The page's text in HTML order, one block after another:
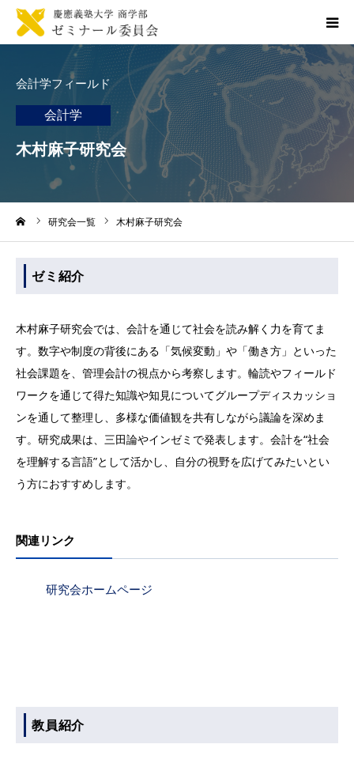
会計学フィールド
会計学
木村麻子研究会
研究会一覧 木村麻子研究会
ゼミ紹介
木村麻子研究会では、会計を通じて社会を読み解く力を育てま
す。数字や制度の背後にある「気候変動」や「働き方」といった
社会課題を、管理会計の視点から考察します。輪読やフィールド
ワークを通じて得た知識や知見についてグループディスカッショ
ンを通して整理し、多様な価値観を共有しながら議論を深めま
す。研究成果は、三田論やインゼミで発表します。会計を“社会
を理解する言語”として活かし、自分の視野を広げてみたいとい
う方におすすめします。
関連リンク
研究会ホームページ
教員紹介
トップページ
お知らせ一覧
商ゼミ委員会について
入ゼミ